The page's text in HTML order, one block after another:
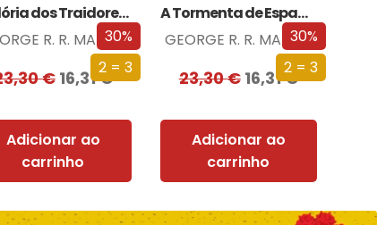
30%
2 = 3
A Glória dos Traidores (Edição especial limitada)
R. R. MARTIN
€ 16,31€
Adicionar ao
carrinho
30%
2 = 3
A Tormenta de Espadas (Edição especial limitada)
GEORGE R. R. MARTIN
23,30€ 16,31€
Adicionar ao
carrinho